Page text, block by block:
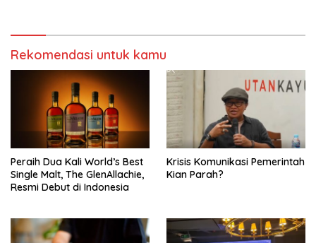
Rekomendasi untuk kamu
Peraih Dua Kali World’s Best
Single Malt, The GlenAllachie,
Resmi Debut di Indonesia
Krisis Komunikasi Pemerintah
Kian Parah?